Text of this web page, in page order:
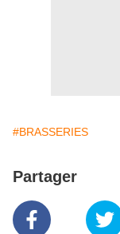
#BRASSERIES
Partager